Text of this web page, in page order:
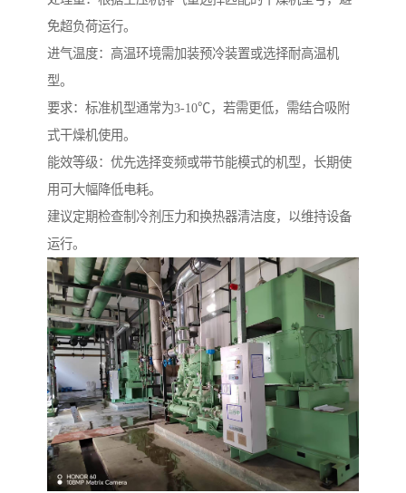
免超负荷运行。
进气温度：高温环境需加装预冷装置或选择耐高温机
型。
要求：标准机型通常为3-10℃，若需更低，需结合吸附
式干燥机使用。
能效等级：优先选择变频或带节能模式的机型，长期使
用可大幅降低电耗。
建议定期检查制冷剂压力和换热器清洁度，以维持设备
运行。